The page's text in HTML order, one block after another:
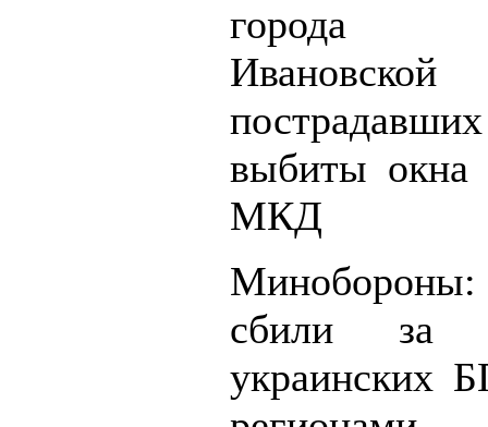
города
выбиты окна
МКД
сбили за
украинских